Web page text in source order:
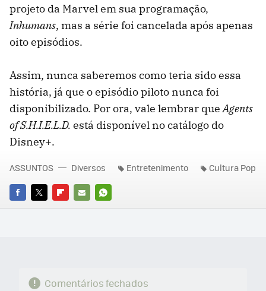
projeto da Marvel em sua programação,
Inhumans, mas a série foi cancelada após apenas
oito episódios.
Assim, nunca saberemos como teria sido essa
história, já que o episódio piloto nunca foi
disponibilizado. Por ora, vale lembrar queAgents
of S.H.I.E.L.D. está disponível no catálogo do
Disney+.
FACEBOOK
TWITTERFLIPBOARD
E-
WHATSAPP
ASSUNTOS Diversos Entretenimento Cultura Pop
Comentários fechados